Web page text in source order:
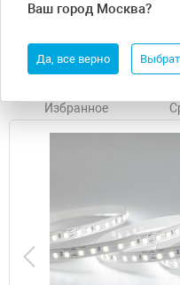
Ваш город Москва?
Да, все верно
Светодиодная лента LEDS
Избранное